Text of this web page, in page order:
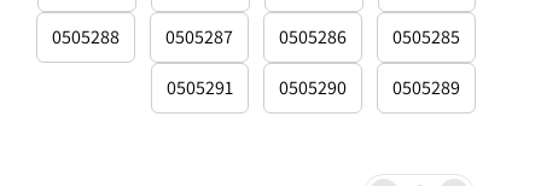
0505285
0505286
0505287
0505288
0505289
0505290
0505291